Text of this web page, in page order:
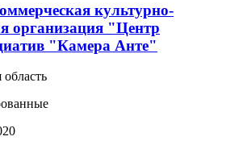
культурно-
организация "Центр
"Камера Анте"
область